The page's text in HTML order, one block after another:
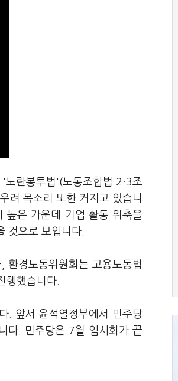
란봉투법'(노동조합법 2·3조
려 목소리 또한 커지고 있습니
높은 가운데 기업 활동 위축을
것으로 보입니다.
환경노동위원회는 고용노동법
행했습니다.
. 앞서 윤석열정부에서 민주당
다. 민주당은 7월 임시회가 끝